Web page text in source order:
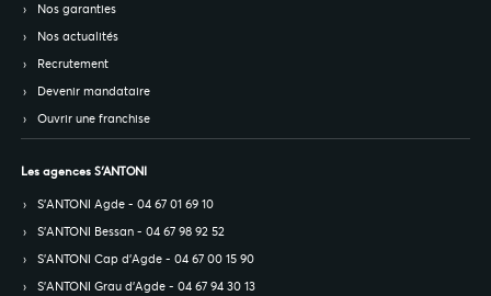
Nos garanties
Nos actualités
Recrutement
Devenir mandataire
Ouvrir une franchise
Les agences S’ANTONI
S’ANTONI Agde - 04 67 01 69 10
S’ANTONI Bessan - 04 67 98 92 52
S’ANTONI Cap d'Agde - 04 67 00 15 90
S’ANTONI Grau d'Agde - 04 67 94 30 13